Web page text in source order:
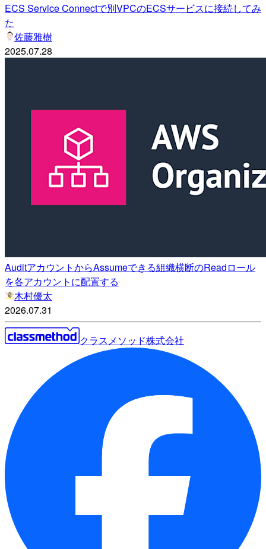
ECS Service Connectで別VPCのECSサービスに接続してみ
た
佐藤雅樹
2025.07.28
AuditアカウントからAssumeできる組織横断のReadロール
を各アカウントに配置する
木村優太
2026.07.31
クラスメソッド株式会社